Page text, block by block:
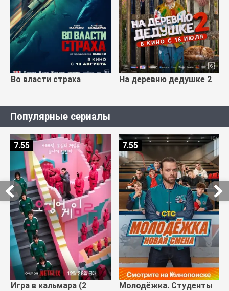
Во власти страха На деревню дедушке 2
Популярные сериалы
Игра в кальмара (2
7.55
Молодёжка. Студенты
7.55